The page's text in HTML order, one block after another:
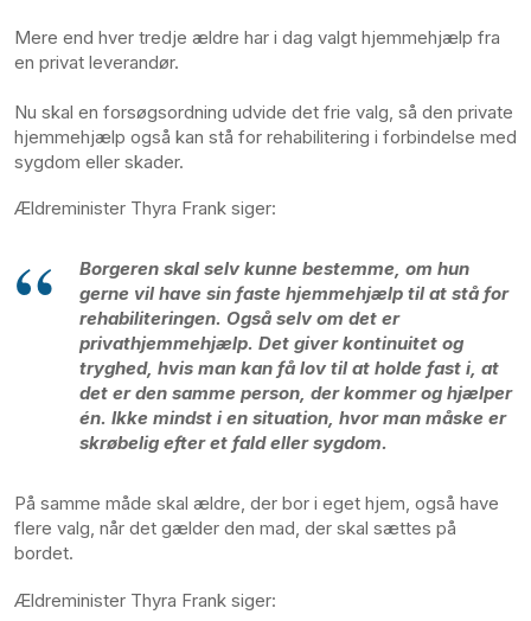
Mere end hver tredje ældre har i dag valgt hjemmehjælp fra
en privat leverandør.
Nu skal en forsøgsordning udvide det frie valg, så den private
hjemmehjælp også kan stå for rehabilitering i forbindelse med
sygdom eller skader.
Ældreminister Thyra Frank siger:
Borgeren skal selv kunne bestemme, om hun
gerne vil have sin faste hjemmehjælp til at stå for
rehabiliteringen. Også selv om det er
privathjemmehjælp. Det giver kontinuitet og
tryghed, hvis man kan få lov til at holde fast i, at
det er den samme person, der kommer og hjælper
én. Ikke mindst i en situation, hvor man måske er
skrøbelig efter et fald eller sygdom.
På samme måde skal ældre, der bor i eget hjem, også have
flere valg, når det gælder den mad, der skal sættes på
bordet.
Ældreminister Thyra Frank siger: